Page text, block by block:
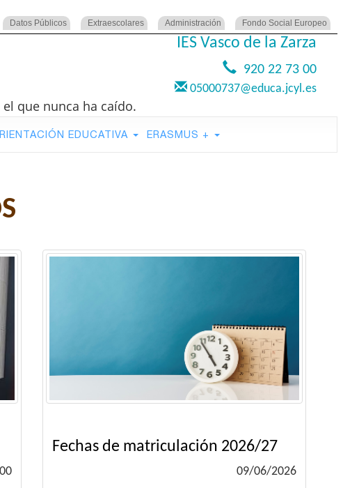
Datos Públicos Extraescolares Administración Fondo Social Europeo
IES Vasco de la Zarza
920 22 73 00
05000737@educa.jcyl.es
que nunca ha caído.
EDUCATIVA ERASMUS +
Fechas de matriculación 2026/27
09/06/2026